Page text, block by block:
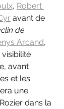
, Robert
avant de
de
Arcand,
avant
et les
une
dans la